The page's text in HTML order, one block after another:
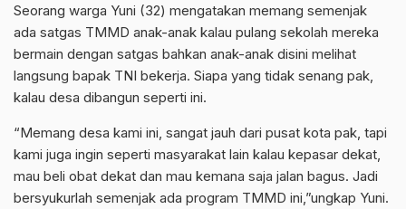
Seorang warga Yuni (32) mengatakan memang semenjak
ada satgas TMMD anak-anak kalau pulang sekolah mereka
bermain dengan satgas bahkan anak-anak disini melihat
langsung bapak TNI bekerja. Siapa yang tidak senang pak,
kalau desa dibangun seperti ini.
“Memang desa kami ini, sangat jauh dari pusat kota pak, tapi
kami juga ingin seperti masyarakat lain kalau kepasar dekat,
mau beli obat dekat dan mau kemana saja jalan bagus. Jadi
bersyukurlah semenjak ada program TMMD ini,”ungkap Yuni.